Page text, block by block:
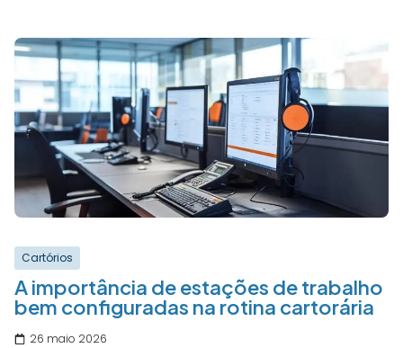
Cartórios
A importância de estações de trabalho
bem configuradas na rotina cartorária
26 maio 2026